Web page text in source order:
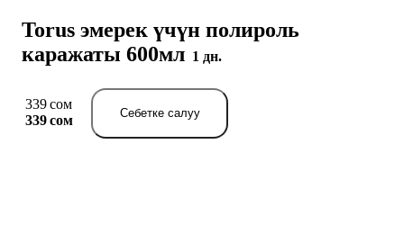
Torus эмерек үчүн полироль
каражаты 600мл 1 дн.
339 сом
339 сом
Себетке салуу